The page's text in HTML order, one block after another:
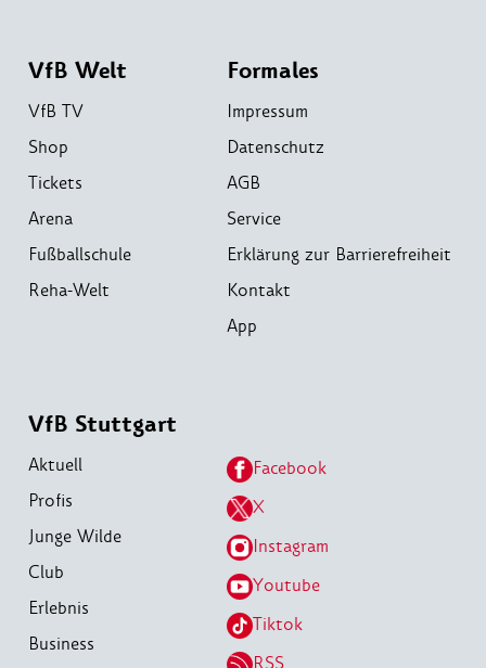
VfB Welt
VfB TV
Shop
Tickets
Arena
Fußballschule
Reha-Welt
Formales
Impressum
Datenschutz
AGB
Service
Erklärung zur Barrierefreiheit
Kontakt
App
VfB Stuttgart
Aktuell
Profis
Junge Wilde
Club
Erlebnis
Business
Facebook
X
Instagram
Youtube
Tiktok
RSS